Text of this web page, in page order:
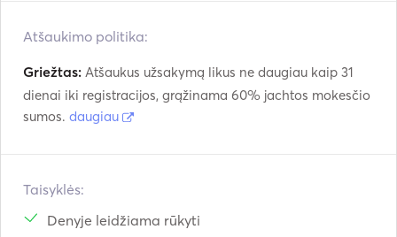
Atšaukimo politika:
Griežtas: Atšaukus užsakymą likus ne daugiau kaip 31
dienai iki registracijos, grąžinama 60% jachtos mokesčio
sumos. daugiau
Taisyklės:
Denyje leidžiama rūkyti